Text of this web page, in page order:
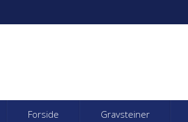
Forside Gravsteiner